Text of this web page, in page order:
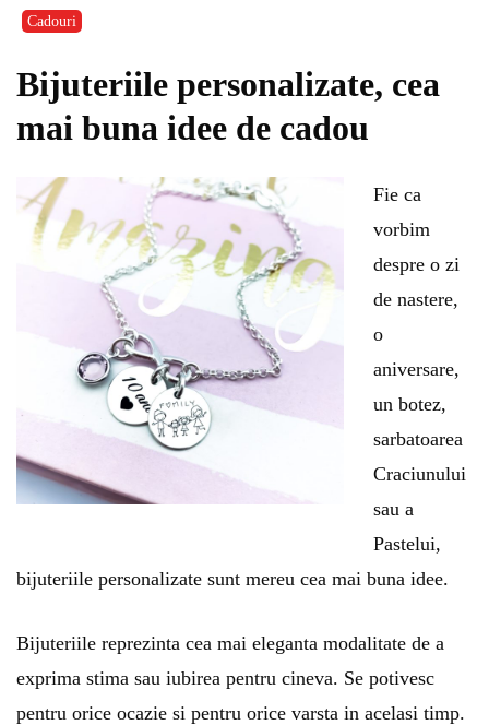
Cadouri
Bijuteriile personalizate, cea
mai buna idee de cadou
Fie ca
vorbim
despre o zi
de nastere,
o
aniversare,
un botez,
sarbatoarea
Craciunului
sau a
Pastelui,
bijuteriile personalizate sunt mereu cea mai buna idee.
Bijuteriile reprezinta cea mai eleganta modalitate de a
exprima stima sau iubirea pentru cineva. Se potivesc
pentru orice ocazie si pentru orice varsta in acelasi timp.